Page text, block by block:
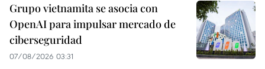
Grupo vietnamita se asocia con
OpenAI para impulsar mercado de
ciberseguridad
07/08/2026 03:31